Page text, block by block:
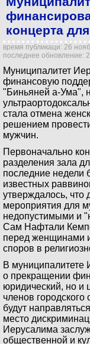
концерта
время публикаци: 26
последнее обновление:
Муниципалитет
финансовую
"Биньяней а-Ума",
стала отмена
решением
мужчин.
Первоначально
разделения зала
последние недели
известных
утверждалось,
мероприятия для
недопустимыми и
Сам Нафтали
перед женщинами
споров в
В муниципалитете
о прекращении
юридический, но и
членов
будут
место
Иерусалима
общественной и